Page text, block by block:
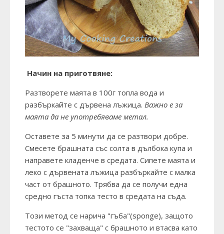
Начин на приготвяне:
Разтворете маята в 100г топла вода и
разбъркайте с дървена лъжица. Важно е за
маята да не употребяваме метал.
Оставете за 5 минути да се разтвори добре.
Смесете брашната със солта в дълбока купа и
направете кладенче в средата. Сипете маята и
леко с дървената лъжица разбъркайте с малка
част от брашното. Трябва да се получи една
средно гъста топка тесто в средата на съда.
Този метод се нарича "гъба"(sponge), защото
тестото се "захваща" с брашното и втасва като